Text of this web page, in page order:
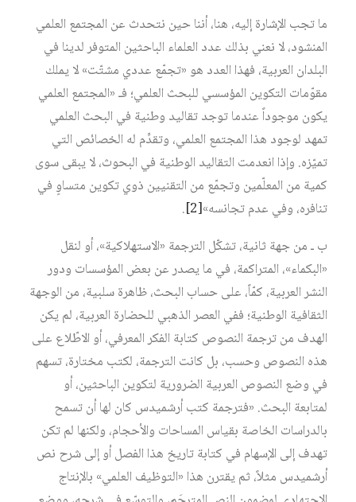
ما تجب الإشارة إليه، هنا، أننا حين نتحدث عن المجتمع العلمي
المنشود، لا نعني بذلك عدد العلماء الباحثين المتوفر لدينا في
البلدان العربية، فهذا العدد هو «تجمّع عددي مشتّت» لا يملك
مقوّمات التكوين المؤسسي للبحث العلمي؛ فـ «المجتمع العلمي
يكون موجوداً عندما توجد تقاليد وطنية في البحث العلمي
تمهد لوجود هذا المجتمع العلمي، وتقدِّم له الخصائص التي
تميّزه. وإذا انعدمت التقاليد الوطنية في البحوث، لا يبقى سوى
كمية من المعلّمين وتجمّع من التقنيين ذوي تكوين متساوٍ في
تنافره، وفي عدم تجانسه»[2]
.
ب ـ من جهة ثانية، تشكّل الترجمة «الاستهلاكية»، أو لنقل
«البكماء»، المتراكمة، في ما يصدر عن بعض المؤسسات ودور
النشر العربية، كمّاً، على حساب البحث، ظاهرة سلبية، من الوجهة
الثقافية الوطنية؛ ففي العصر الذهبي للحضارة العربية، لم يكن
الهدف من ترجمة النصوص كتابة الفكر المعرفي، أو الاطّلاع على
هذه النصوص وحسب، بل كانت الترجمة، لكتب مختارة، تسهم
في وضع النصوص العربية الضرورية لتكوين الباحثين، أو
لمتابعة البحث. «فترجمة كتب أرشميدس كان لها أن تسمح
بالدراسات الخاصة بقياس المساحات والأحجام، ولكنها لم تكن
تهدف إلى الإسهام في كتابة تاريخ هذا الفصل أو إلى شرح نص
أرشميدس مثلاً، ثم يقترن هذا «التوظيف العلمي» بالإنتاج